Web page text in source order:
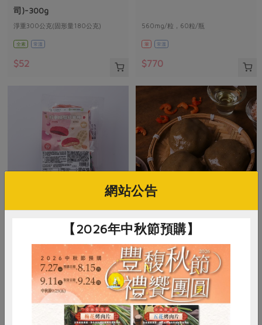
司)-300g
淨重300公克(固形量180公克)
全素 常溫
$52
560mg/粒，60粒/瓶
葷 常溫
$770
好事成雙紅龜粿-紅豆/花生(米
棋)-480g/6入
480g/6入(紅豆口味*3+花生口味*3)
冷凍
$270
菜脯米草仔粿(米棋)-300g/3入
300公克(100公克x3入)
葷 冷凍
$135
網站公告
【2026年中秋節預購】